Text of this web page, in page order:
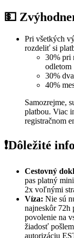
💵
Pri všetkých
rozdeliť si
30% pri
odletom
30%
40%
Samozrejme,
platbou. Viac
registračnom
❗️Dôležité info
Cestovný
pas platný
2x voľnými
Víza: Nie sú
najneskôr 72h
povolenie na
žiadosť
autorizáciu